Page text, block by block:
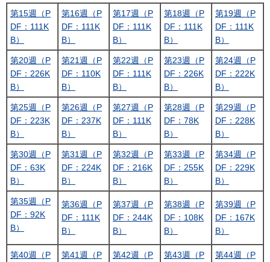
第15週（P
DF：111K
B）
第16週（P
DF：111K
B）
第17週（P
DF：111K
B）
第18週（P
DF：111K
B）
第19週（P
DF：111K
B）
第20週（P
DF：226K
B）
第21週（P
DF：110K
B）
第22週（P
DF：111K
B）
第23週（P
DF：226K
B）
第24週（P
DF：222K
B）
第25週（P
DF：223K
B）
第26週（P
DF：237K
B）
第27週（P
DF：111K
B）
第28週（P
DF：78K
B）
第29週（P
DF：228K
B）
第30週（P
DF：63K
B）
第31週（P
DF：224K
B）
第32週（P
DF：216K
B）
第33週（P
DF：255K
B）
第34週（P
DF：229K
B）
第35週（P
DF：92K
B）
第36週（P
DF：111K
B）
第37週（P
DF：244K
B）
第38週（P
DF：108K
B）
第39週（P
DF：167K
B）
第40週（P 第41週（P 第42週（P 第43週（P 第44週（P